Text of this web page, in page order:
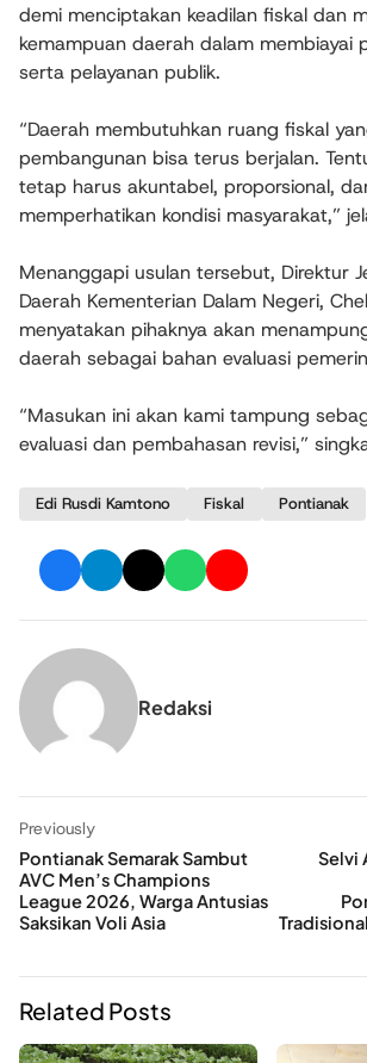
demi menciptakan keadilan fiskal dan
kemampuan daerah dalam membiayai
serta pelayanan publik.
“Daerah membutuhkan ruang fiskal
pembangunan bisa terus berjalan.
tetap harus akuntabel, proporsional,
memperhatikan kondisi masyarakat,”
Menanggapi usulan tersebut, Direktur
Daerah Kementerian Dalam Negeri,
menyatakan pihaknya akan
daerah sebagai bahan evaluasi
“Masukan ini akan kami tampung
evaluasi dan pembahasan revisi,”
Edi Rusdi Kamtono Fiskal Pontianak
Redaksi
Previously
Pontianak Semarak Sambut
AVC Men’s Champions
League 2026, Warga Antusias
Saksikan Voli Asia
Selvi
Related Posts